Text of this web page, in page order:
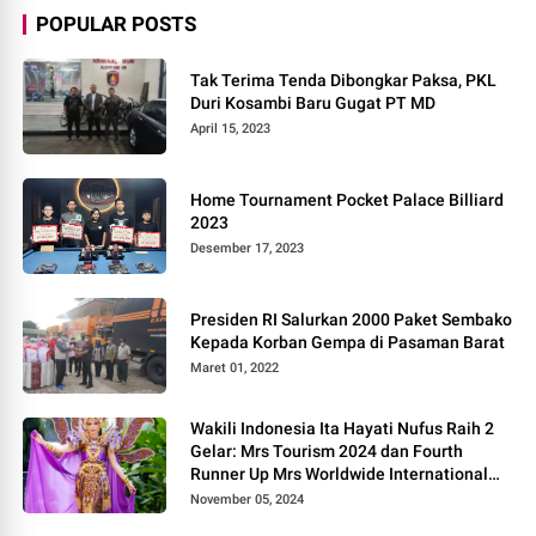
POPULAR POSTS
Tak Terima Tenda Dibongkar Paksa, PKL
Duri Kosambi Baru Gugat PT MD
April 15, 2023
Home Tournament Pocket Palace Billiard
2023
Desember 17, 2023
Presiden RI Salurkan 2000 Paket Sembako
Kepada Korban Gempa di Pasaman Barat
Maret 01, 2022
Wakili Indonesia Ita Hayati Nufus Raih 2
Gelar: Mrs Tourism 2024 dan Fourth
Runner Up Mrs Worldwide International
2024, di Pemilihan Mrs Worldwide 2024
November 05, 2024